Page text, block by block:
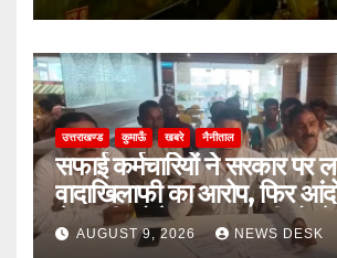
उत्तराखण्ड कुमाऊँ खबरे नैनीताल
सफाई कर्मचारियों ने सरकार पर
वादाखिलाफी का आरोप, फिर
चेतावनी; बोले- जरूरत पड़ी तो
भी नहीं हटेंगे पीछे
AUGUST 9, 2026 NEWS DESK